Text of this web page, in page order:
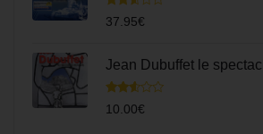
Note
2.47
37.95€
Jean Dubuffet le
Note
2.48
10.00€